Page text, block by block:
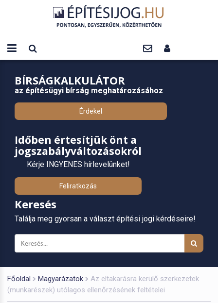
BÍRSÁGKALKULÁTOR
az építésügyi bírság meghatározásához
Érdekel
Időben értesítjük önt a
jogszabályváltozásokról
Kérje INGYENES hírlevelünket!
Feliratkozás
Keresés
Találja meg gyorsan a választ építési jogi kérdéseire!
Főoldal Magyarázatok
Az eltakarásra kerülő szerkezetek
(munkarészek) utólagos ellenőrzésének feltételei